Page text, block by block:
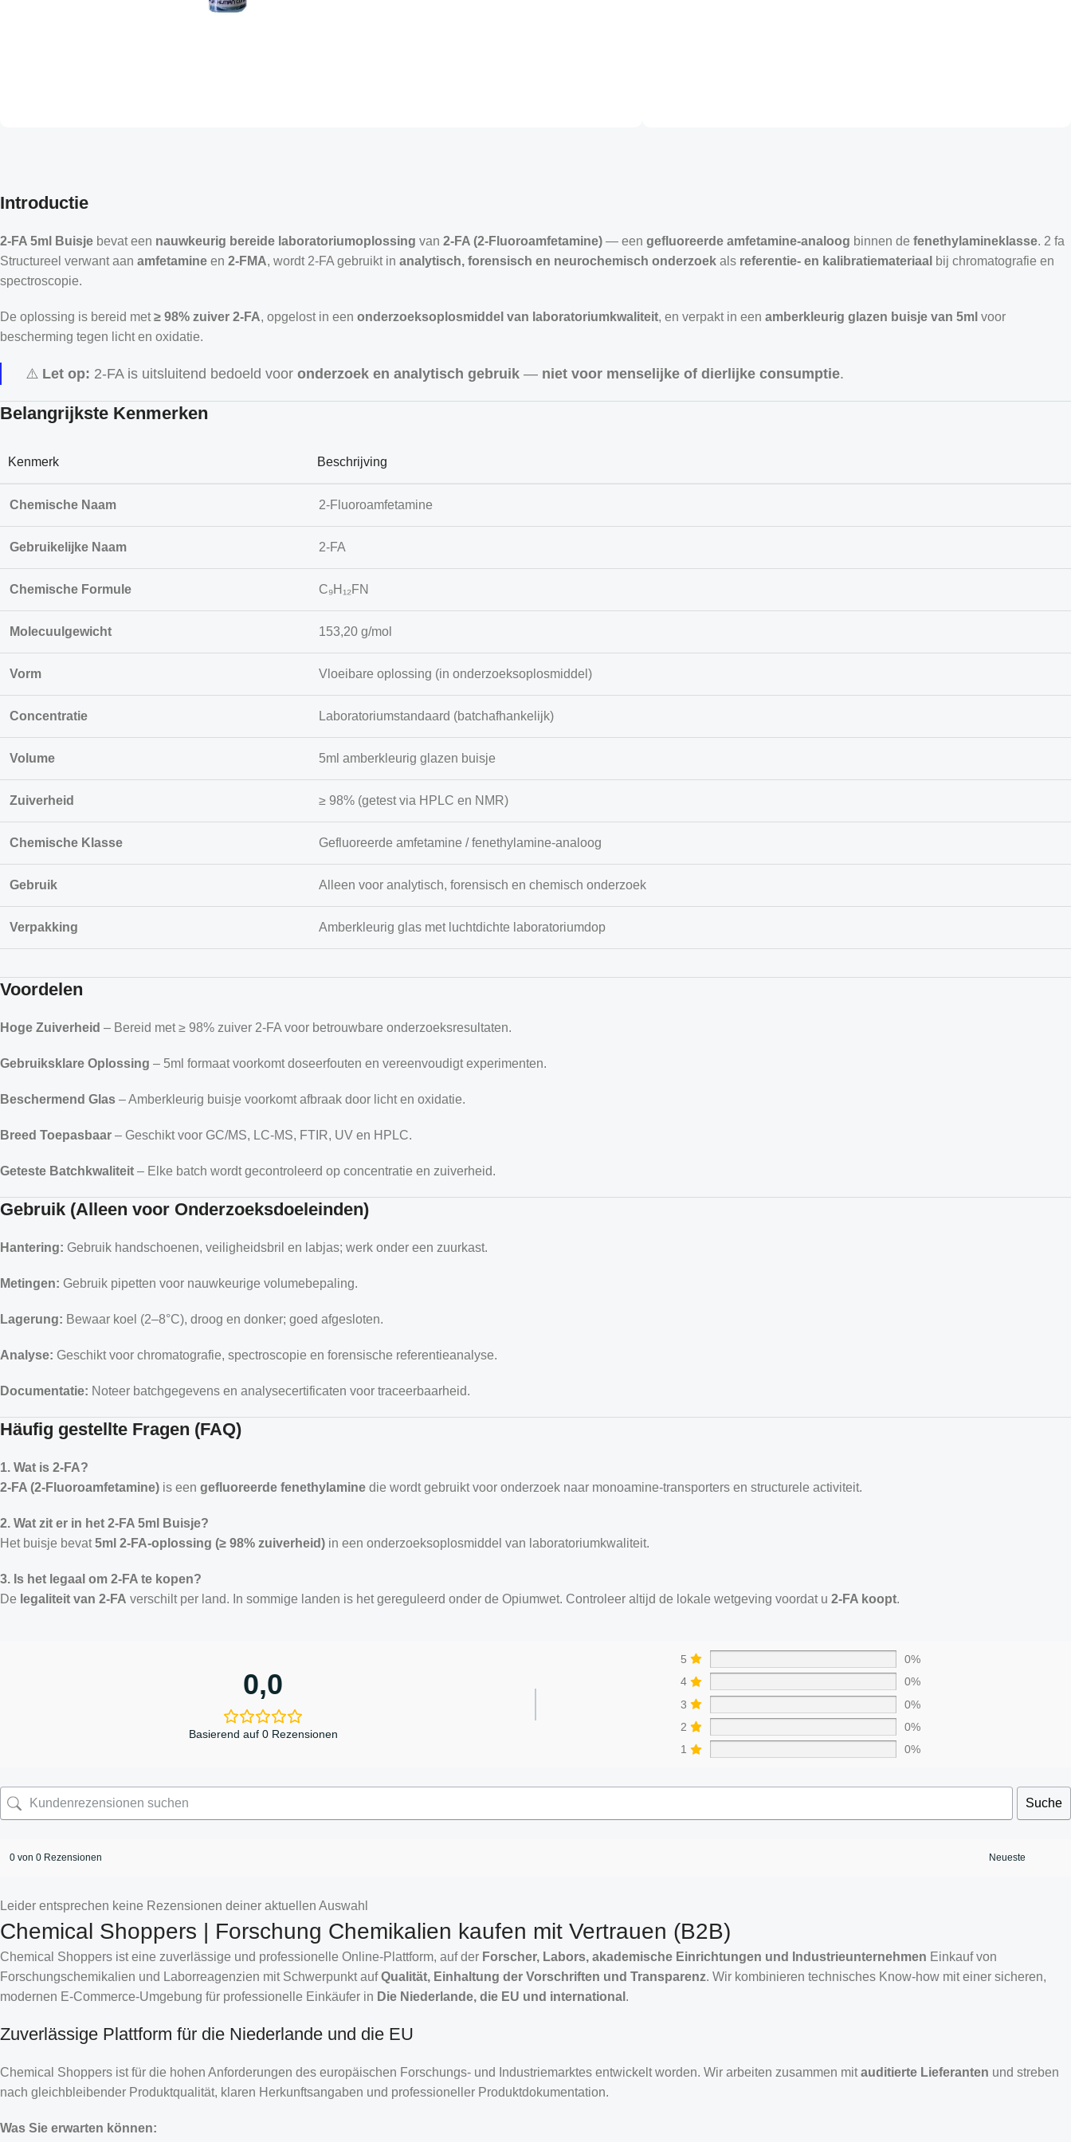
Introductie
2-FA 5ml Buisje bevat een nauwkeurig bereide laboratoriumoplossing van 2-FA (2-Fluoroamfetamine) — een gefluoreerde amfetamine-analoog binnen de fenethylamineklasse. 2 fa
Structureel verwant aan amfetamine en 2-FMA, wordt 2-FA gebruikt in analytisch, forensisch en neurochemisch onderzoek als referentie- en kalibratiemateriaal bij chromatografie en
spectroscopie.
De oplossing is bereid met≥ 98% zuiver 2-FA, opgelost in een onderzoeksoplosmiddel van laboratoriumkwaliteit, en verpakt in een amberkleurig glazen buisje van 5ml voor
bescherming tegen licht en oxidatie.
⚠️ Let op: 2-FA is uitsluitend bedoeld voor onderzoek en analytisch gebruik — niet voor menselijke of dierlijke consumptie.
Belangrijkste Kenmerken
Kenmerk Beschrijving
Chemische Naam 2-Fluoroamfetamine
Gebruikelijke Naam 2-FA
Chemische Formule C₉H₁₂FN
Molecuulgewicht 153,20 g/mol
Vorm Vloeibare oplossing (in onderzoeksoplosmiddel)
Concentratie Laboratoriumstandaard (batchafhankelijk)
Volume 5ml amberkleurig glazen buisje
Zuiverheid ≥ 98% (getest via HPLC en NMR)
Chemische Klasse Gefluoreerde amfetamine / fenethylamine-analoog
Gebruik Alleen voor analytisch, forensisch en chemisch onderzoek
Verpakking Amberkleurig glas met luchtdichte laboratoriumdop
Voordelen
Hoge Zuiverheid – Bereid met ≥ 98% zuiver 2-FA voor betrouwbare onderzoeksresultaten.
Gebruiksklare Oplossing – 5ml formaat voorkomt doseerfouten en vereenvoudigt experimenten.
Beschermend Glas – Amberkleurig buisje voorkomt afbraak door licht en oxidatie.
Breed Toepasbaar – Geschikt voor GC/MS, LC-MS, FTIR, UV en HPLC.
Geteste Batchkwaliteit – Elke batch wordt gecontroleerd op concentratie en zuiverheid.
Gebruik (Alleen voor Onderzoeksdoeleinden)
Han­tering: Gebruik handschoenen, veiligheidsbril en labjas; werk onder een zuurkast.
Metingen: Gebruik pipetten voor nauwkeurige volumebepaling.
Lagerung: Bewaar koel (2–8°C), droog en donker; goed afgesloten.
Analyse: Geschikt voor chromatografie, spectroscopie en forensische referentieanalyse.
Documentatie: Noteer batchgegevens en analysecertificaten voor traceerbaarheid.
Häufig gestellte Fragen (FAQ)
1. Wat is 2-FA?
2-FA (2-Fluoroamfetamine) is een gefluoreerde fenethylamine die wordt gebruikt voor onderzoek naar monoamine-transporters en structurele activiteit.
2. Wat zit er in het 2-FA 5ml Buisje?
Het buisje bevat5ml 2-FA-oplossing (≥ 98% zuiverheid) in een onderzoeksoplosmiddel van laboratoriumkwaliteit.
3. Is het legaal om 2-FA te kopen?
De legaliteit van 2-FA verschilt per land. In sommige landen is het gereguleerd onder de Opiumwet. Controleer altijd de lokale wetgeving voordat u 2-FA koopt.
0,0
Basierend auf 0 Rezensionen
5
0%
4
0%
3
0%
2
0%
1
0%
Suche
0 von 0 Rezensionen
Leider entsprechen keine Rezensionen deiner aktuellen Auswahl
Chemical Shoppers | Forschung Chemikalien kaufen mit Vertrauen (B2B)
Chemical Shoppers ist eine zuverlässige und professionelle Online-Plattform, auf der Forscher, Labors, akademische Einrichtungen und Industrieunternehmen Einkauf von
Forschungschemikalien und Laborreagenzien mit Schwerpunkt aufQualität, Einhaltung der Vorschriften und Transparenz. Wir kombinieren technisches Know-how mit einer sicheren,
modernen E-Commerce-Umgebung für professionelle Einkäufer in Die Niederlande, die EU und international .
Zuverlässige Plattform für die Niederlande und die EU
Chemical Shoppers ist für die hohen Anforderungen des europäischen Forschungs- und Industriemarktes entwickelt worden. Wir arbeiten zusammen mitauditierte Lieferanten und streben
nach gleichbleibender Produktqualität, klaren Herkunftsangaben und professioneller Produktdokumentation.
Was Sie erwarten können:
Croatian